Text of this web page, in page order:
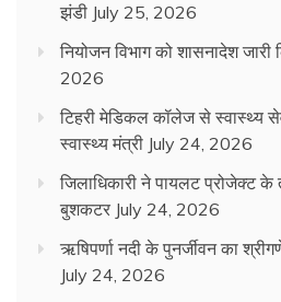
झंडी July 25, 2026
नियोजन विभाग को शासनादेश जारी
2026
टिहरी मेडिकल कॉलेज से स्वास्थ्य
स्वास्थ्य मंत्री July 24, 2026
जिलाधिकारी ने पायलट प्रोजेक्ट के
बुशकटर July 24, 2026
ऋषिपर्णा नदी के पुनर्जीवन का
July 24, 2026